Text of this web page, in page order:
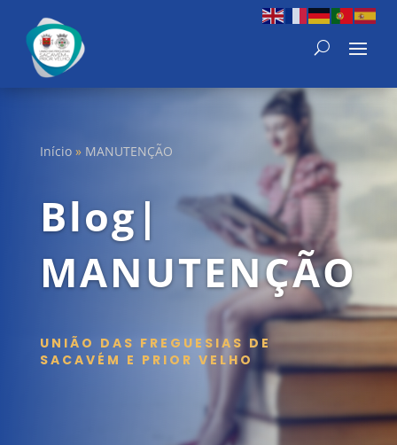
Início» MANUTENÇÃO
Blog|
MANUTENÇÃO
UNIÃO DAS FREGUESIAS DE
SACAVÉM E PRIOR VELHO